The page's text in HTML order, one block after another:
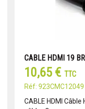
CABLE HDMI 19
10,65 € TTC
Réf: 923CMC12049
CABLE HDMI